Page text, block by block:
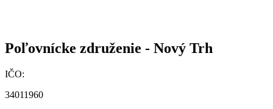
Poľovnícke združenie - Nový Trh
IČO:
34011960